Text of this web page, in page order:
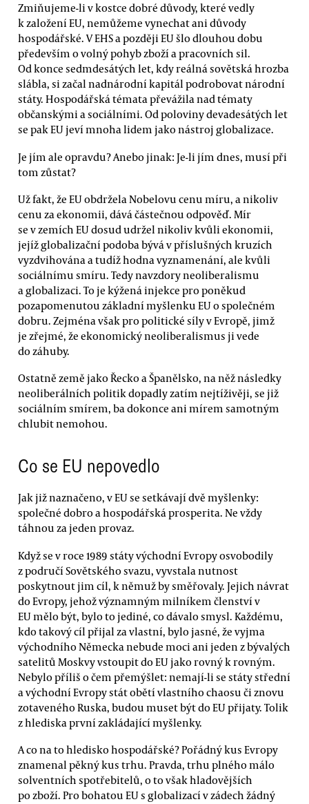
Zmiňujeme-li v kostce dobré důvody, které vedly
k založení EU, nemůžeme vynechat ani důvody
hospodářské. V EHS a později EU šlo dlouhou dobu
především o volný pohyb zboží a pracovních sil.
Od konce sedmdesátých let, kdy reálná sovětská hrozba
slábla, si začal nadnárodní kapitál podrobovat národní
státy. Hospodářská témata převážila nad tématy
občanskými a sociálními. Od poloviny devadesátých let
se pak EU jeví mnoha lidem jako nástroj globalizace.
Je jím ale opravdu? Anebo jinak: Je-li jím dnes, musí při
tom zůstat?
Už fakt, že EU obdržela Nobelovu cenu míru, a nikoliv
cenu za ekonomii, dává částečnou odpověď. Mír
se v zemích EU dosud udržel nikoliv kvůli ekonomii,
jejíž globalizační podoba bývá v příslušných kruzích
vyzdvihována a tudíž hodna vyznamenání, ale kvůli
sociálnímu smíru. Tedy navzdory neoliberalismu
a globalizaci. To je kýžená injekce pro poněkud
pozapomenutou základní myšlenku EU o společném
dobru. Zejména však pro politické síly v Evropě, jimž
je zřejmé, že ekonomický neoliberalismus ji vede
do záhuby.
Ostatně země jako Řecko a Španělsko, na něž následky
neoliberálních politik dopadly zatím nejtíživěji, se již
sociálním smírem, ba dokonce ani mírem samotným
chlubit nemohou.
Co se EU nepovedlo
Jak již naznačeno, v EU se setkávají dvě myšlenky:
společné dobro a hospodářská prosperita. Ne vždy
táhnou za jeden provaz.
Když se v roce 1989 státy východní Evropy osvobodily
z područí Sovětského svazu, vyvstala nutnost
poskytnout jim cíl, k němuž by směřovaly. Jejich návrat
do Evropy, jehož významným milníkem členství v
EU mělo být, bylo to jediné, co dávalo smysl. Každému,
kdo takový cíl přijal za vlastní, bylo jasné, že vyjma
východního Německa nebude moci ani jeden z bývalých
satelitů Moskvy vstoupit do EU jako rovný k rovným.
Nebylo příliš o čem přemýšlet: nemají-li se státy střední
a východní Evropy stát obětí vlastního chaosu či znovu
zotaveného Ruska, budou muset být do EU přijaty. Tolik
z hlediska první zakládající myšlenky.
A co na to hledisko hospodářské? Pořádný kus Evropy
znamenal pěkný kus trhu. Pravda, trhu plného málo
solventních spotřebitelů, o to však hladovějších
po zboží. Pro bohatou EU s globalizací v zádech žádný